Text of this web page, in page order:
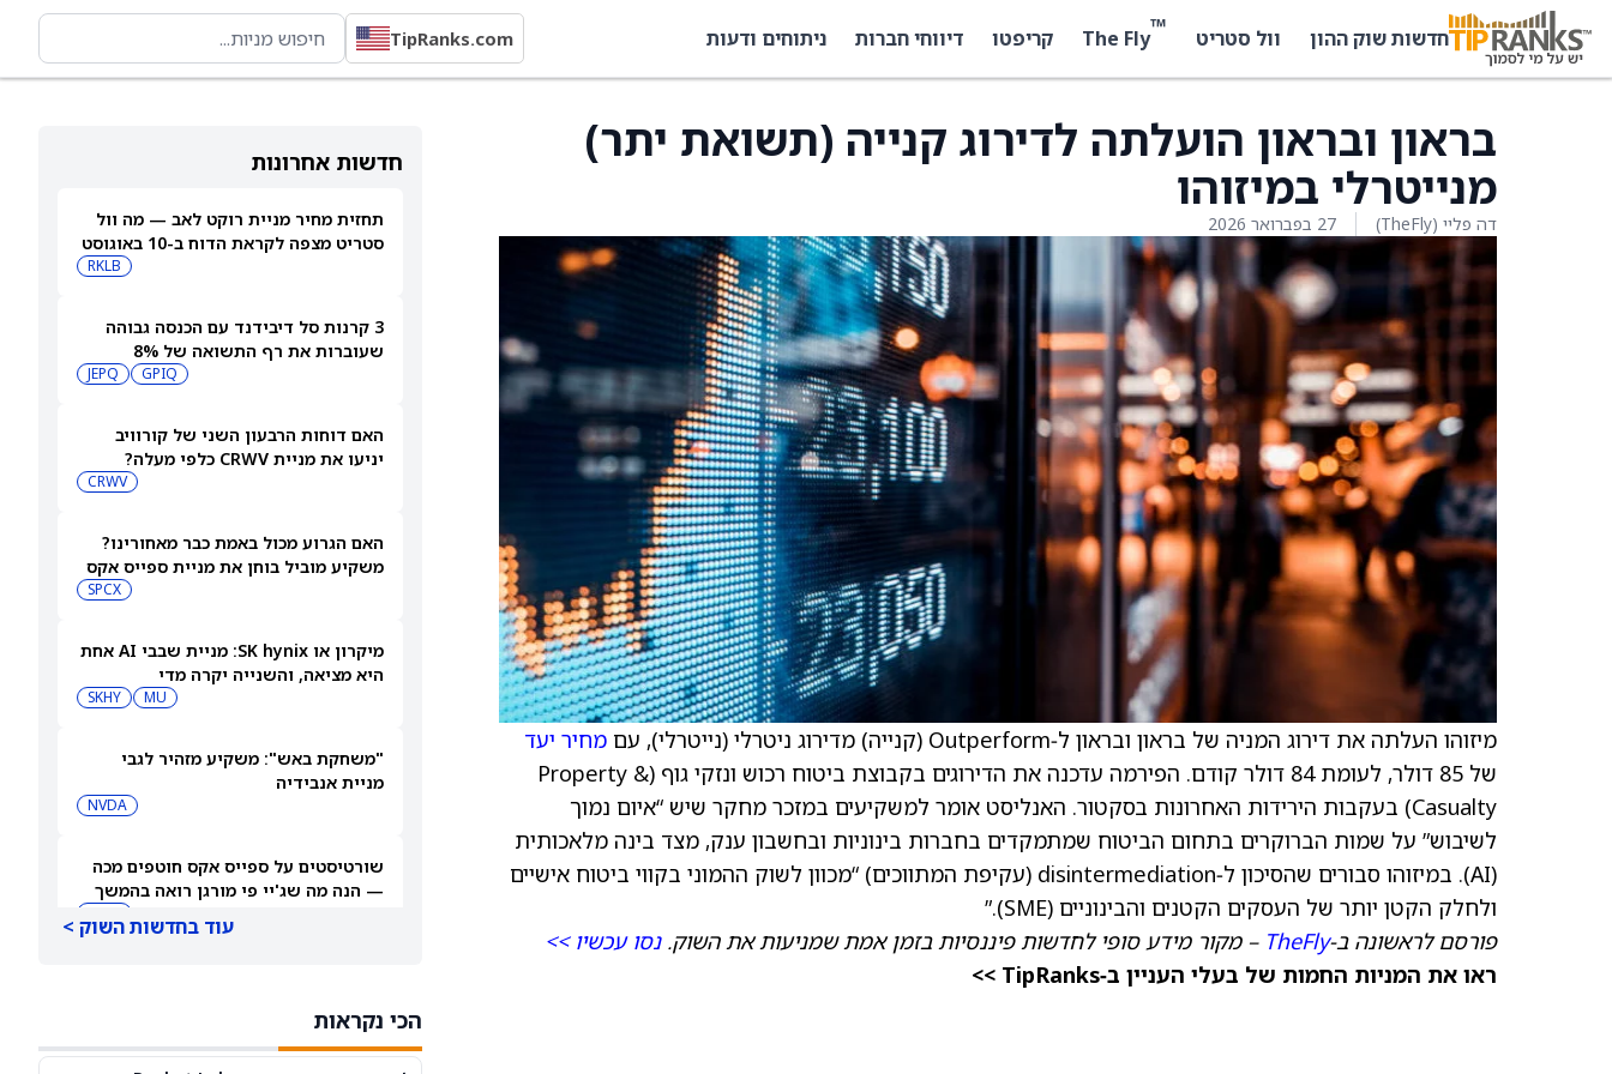
חדשות שוק ההון וול סטריט ™
The Fly קריפטו דיווחי חברות ניתוחים ודעות TipRanks.com
חדשות אחרונות
תחזית מחיר מניית רוקט לאב — מה וול
סטריט מצפה לקראת הדוח ב-10 באוגוסט
RKLB
3 קרנות סל דיבידנד עם הכנסה גבוהה
שעוברות את רף התשואה של 8%
GPIQ
JEPQ
האם דוחות הרבעון השני של קורוויב
יניעו את מניית CRWV כלפי מעלה?
CRWV
האם הגרוע מכול באמת כבר מאחורינו?
משקיע מוביל בוחן את מניית ספייס אקס
SPCX
מיקרון או SK hynix: מניית שבבי AI אחת
היא מציאה, והשנייה יקרה מדי
MU
SKHY
"משחקת באש": משקיע מזהיר לגבי
מניית אנבידיה
NVDA
שורטיסטים על ספייס אקס חוטפים מכה
— הנה מה שג'יי פי מורגן רואה בהמשך
הבא… אבל המותג Cursor עלול להיעלם
עוד בחדשות השוק >
הכי נקראות
בראון ובראון הועלתה לדירוג קנייה (תשואת יתר)
מנייטרלי במיזוהו
דה פליי (TheFly) 27 בפברואר 2026
מיזוהו העלתה את דירוג המניה של בראון ובראון ל‑Outperform (קנייה) מדירוג ניטרלי (נייטרלי), עם
מחיר יעד
של 85 דולר, לעומת 84 דולר קודם. הפירמה עדכנה את הדירוגים בקבוצת ביטוח רכוש ונזקי גוף (Property &
Casualty) בעקבות הירידות האחרונות בסקטור. האנליסט אומר למשקיעים במזכר מחקר שיש “איום נמוך
לשיבוש” על שמות הברוקרים בתחום הביטוח שמתמקדים בחברות בינוניות ובחשבון ענק, מצד בינה מלאכותית
(AI). במיזוהו סבורים שהסיכון ל‑disintermediation (עקיפת המתווכים) “מכוון לשוק ההמוני בקווי ביטוח אישיים
ולחלק הקטן יותר של העסקים הקטנים והבינוניים (SME).”
פורסם לראשונה ב‑TheFly – מקור מידע סופי לחדשות פיננסיות בזמן אמת שמניעות את השוק.נסו עכשיו >>
ראו את המניות החמות של בעלי העניין ב‑TipRanks >>